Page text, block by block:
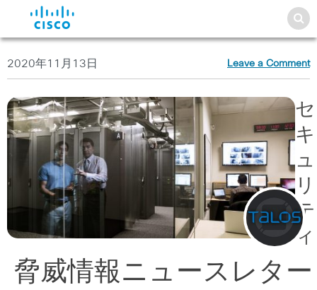
2020年11月13日 Leave a Comment
セ
キ
ュ
リ
テ
ィ
脅威情報ニュースレター